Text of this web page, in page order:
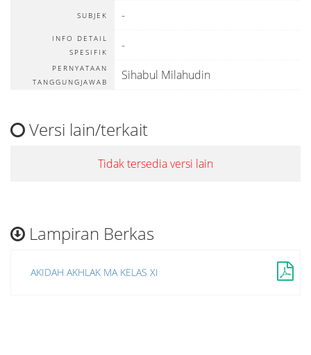
SUBJEK -
INFO DETAIL
SPESIFIK
-
PERNYATAAN
TANGGUNGJAWAB
Sihabul Milahudin
Versi lain/terkait
Tidak tersedia versi lain
Lampiran Berkas
AKIDAH AKHLAK MA KELAS XI